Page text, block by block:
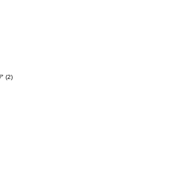
(2)